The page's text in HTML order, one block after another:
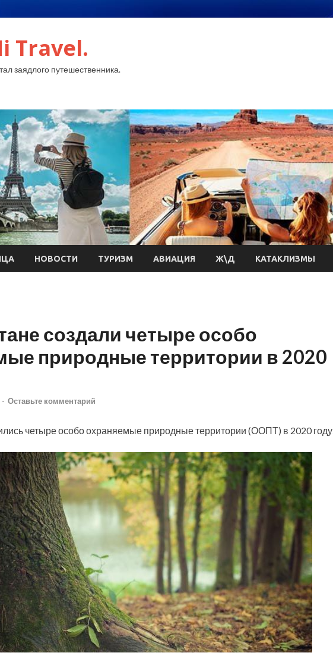
Travel.
заядлого путешественника.
НОВОСТИ ТУРИЗМ АВИАЦИЯ Ж\Д КАТАКЛИЗМЫ
создали четыре особо
природные территории в 2020
- Оставьте комментарий
четыре особо охраняемые природные территории (ООПТ) в 2020 году.